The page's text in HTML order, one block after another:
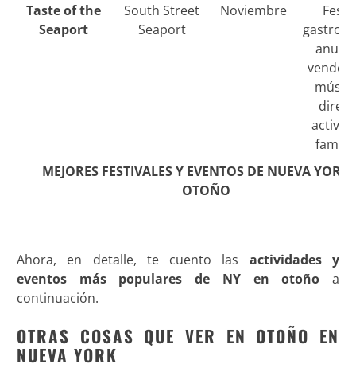
Taste of the
Seaport
South Street
Seaport
Noviembre
anual
MEJORES FESTIVALES Y EVENTOS DE NUEVA YORK
OTOÑO
Ahora, en detalle, te cuento las actividades y
eventos más populares de NY en otoño a
continuación.
OTRAS COSAS QUE VER EN OTOÑO EN
NUEVA YORK